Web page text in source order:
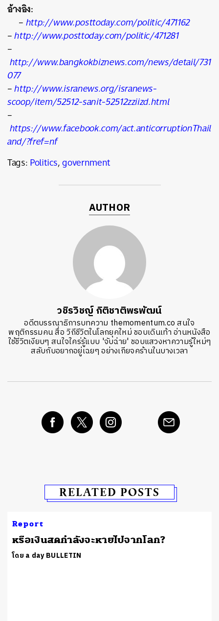
อ้างอิง:
–http://www.posttoday.com/politic/471162
–http://www.posttoday.com/politic/471281
–
http://www.bangkokbiznews.com/news/detail/731
077
–http://www.isranews.org/isranews-
scoop/item/52512-sanit-52512zziizd.html
–
https://www.facebook.com/act.anticorruptionThail
and/?fref=nf
Tags:Politics,government
AUTHOR
วชิรวิชญ์ กิติชาติพรพัฒน์
อดีตบรรณาธิการบทความ themomentum.co สนใจ
พฤติกรรมคน สื่อ วิถีชีวิตในโลกยุคใหม่ ชอบเดินเท้า อ่านหนังสือ
ใช้ชีวิตเงียบๆ สนใจใคร่รู้แบบ 'จับฉ่าย' ชอบแสวงหาความรู้ใหม่ๆ
สลับกับอยากอยู่เฉยๆ อย่างเกียจคร้านในบางเวลา
RELATED POSTS
Report
หรือเงินสดกำลังจะหายไปจากโลก?
โดย a day BULLETIN